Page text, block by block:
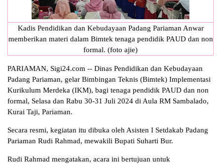
Kadis Pendidikan dan Kebudayaan Padang Pariaman Anwar
memberikan materi dalam Bimtek tenaga pendidik PAUD dan non
formal. (foto ajie)
PARIAMAN, Sigi24.com -- Dinas Pendidikan dan Kebudayaan
Padang Pariaman, gelar Bimbingan Teknis (Bimtek) Implementasi
Kurikulum Merdeka (IKM), bagi tenaga pendidik PAUD dan non
formal, Selasa dan Rabu 30-31 Juli 2024 di Aula RM Sambalado,
Kurai Taji, Pariaman.
Secara resmi, kegiatan itu dibuka oleh Asisten I Setdakab Padang
Pariaman Rudi Rahmad, mewakili Bupati Suharti Bur.
Rudi Rahmad mengatakan, acara ini bertujuan untuk